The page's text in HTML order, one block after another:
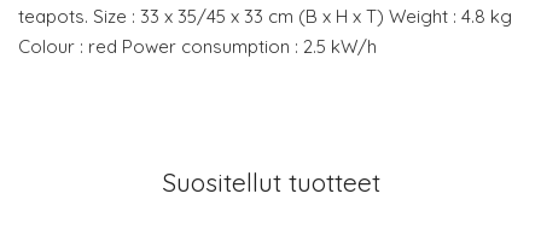
teapots. Size : 33 x 35/45 x 33 cm (B x H x T) Weight : 4.8 kg
Colour : red Power consumption : 2.5 kW/h
Suositellut tuotteet